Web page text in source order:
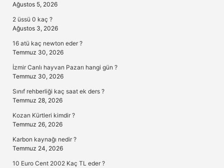
Ağustos 5, 2026
2 üssü 0 kaç ?
Ağustos 3, 2026
16 atü kaç newton eder ?
Temmuz 30, 2026
İzmir Canlı hayvan Pazarı hangi gün ?
Temmuz 30, 2026
Sınıf rehberliği kaç saat ek ders ?
Temmuz 28, 2026
Kozan Kürtleri kimdir ?
Temmuz 26, 2026
Karbon kaynağı nedir ?
Temmuz 24, 2026
10 Euro Cent 2002 Kaç TL eder ?